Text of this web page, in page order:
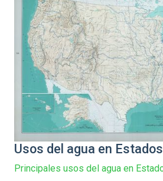
Usos del agua en
Principales usos del agua en